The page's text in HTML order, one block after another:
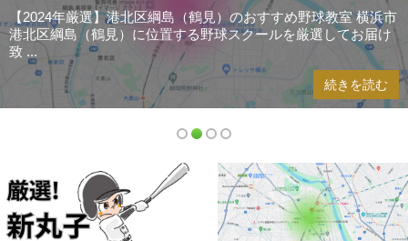
ッ
プ
【2024年厳選】港北区綱島（鶴見）のおすすめ野球教室 横浜市
港北区綱島（鶴見）に位置する野球スクールを厳選してお届け
致 ...
続きを読む